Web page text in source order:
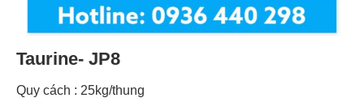
Taurine- JP8
Quy cách : 25kg/thung